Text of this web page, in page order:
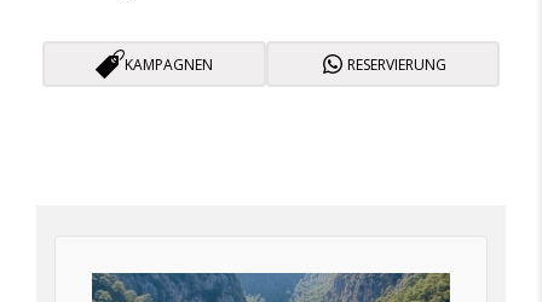
KAMPAGNEN RESERVIERUNG